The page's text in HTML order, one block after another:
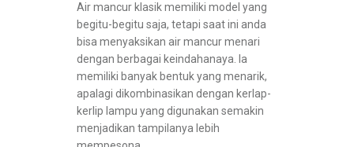
Air mancur klasik memiliki model yang
begitu-begitu saja, tetapi saat ini anda
bisa menyaksikan air mancur menari
dengan berbagai keindahanaya. Ia
memiliki banyak bentuk yang menarik,
apalagi dikombinasikan dengan kerlap-
kerlip lampu yang digunakan semakin
menjadikan tampilanya lebih